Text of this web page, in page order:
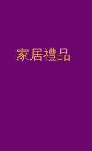
家居禮品